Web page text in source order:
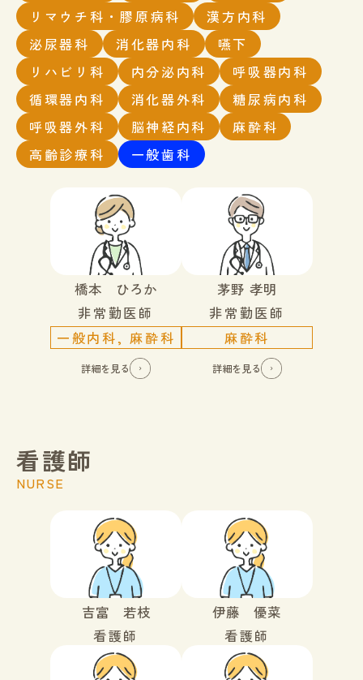
リマウチ科・膠原病科
漢方内科
泌尿器科
消化器内科
嚥下
リハビリ科
内分泌内科
呼吸器内科
循環器内科
消化器外科
糖尿病内科
呼吸器外科
脳神経内科
麻酔科
高齢診療科
一般歯科
橋本 ひろか
非常勤医師
一般内科, 麻酔科
詳細を見る
茅野 孝明
非常勤医師
麻酔科
詳細を見る
看護師
NURSE
吉富 若枝
看護師
伊藤 優菜
看護師